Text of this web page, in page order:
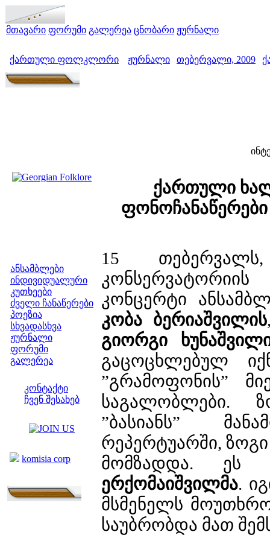
მთავარი ფორუმი გალერეა ცნობარი ჟურნალი
ქართული ფოლკლორი ჟურნალი თებერვალი, 2009
ანსამბლები
ინდივიდუალური
კუთხეები
ძველი ჩანაწერები
პოეზია
სხვადასხვა
ჟურნალი
ფორუმი
გალერეა
კონტაქტი
ჩვენ შესახებ
komisia corp
ქართული
ფონოჩანაწერები
15
კონცერტი
კობა ბერიაშვილის
გიორგი
გაცოცხლებულ
”გრამოფონის”
საგალობლები.
”ბასიანს”
რეპერტუარში,
მომზადდა. ეს
ერქომაიშვილმა.
მსმენელს
საუბრობდა მათ